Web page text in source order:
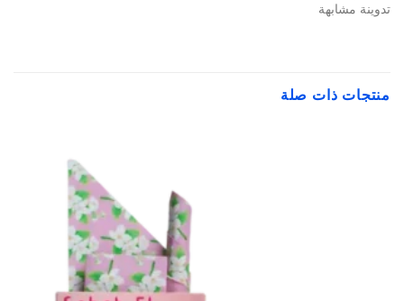
تدوينة مشابهة
منتجات ذات صلة